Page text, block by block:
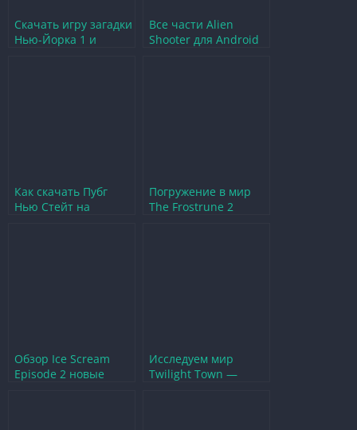
Скачать игру загадки
Нью-Йорка 1 и
Все части Alien
Shooter для Android
Как скачать Пубг
Нью Стейт на
Погружение в мир
The Frostrune 2
Обзор Ice Scream
Episode 2 новые
Исследуем мир
Twilight Town —